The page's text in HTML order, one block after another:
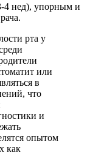
4 нед), упорным и
рта у
или
в
что
и
опытом
как